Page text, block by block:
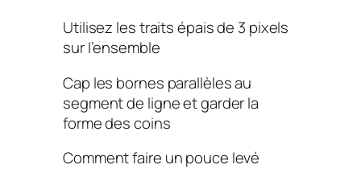
Utilisez les traits épais de 3 pixels
sur l’ensemble
Cap les bornes parallèles au
segment de ligne et garder la
forme des coins
Comment faire un pouce levé